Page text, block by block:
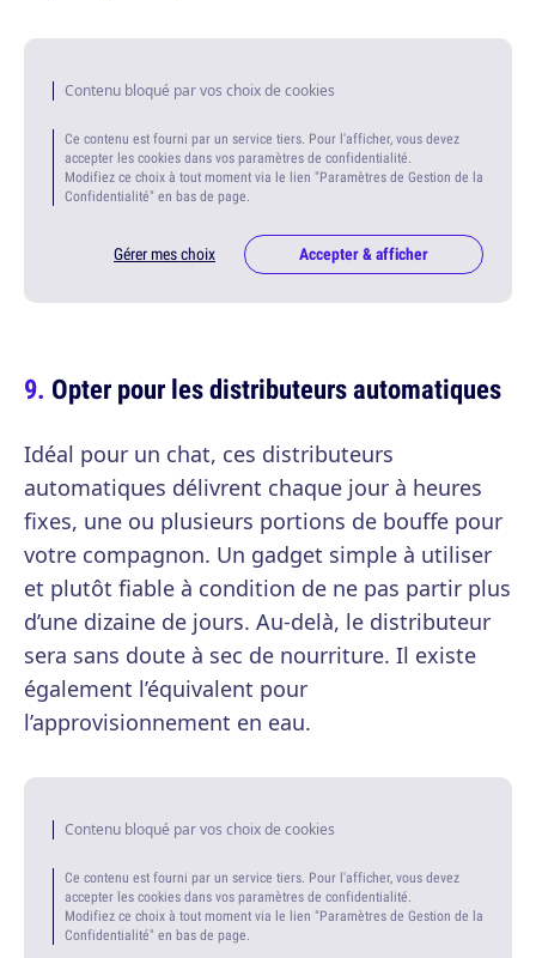
Contenu bloqué par vos choix de cookies
Ce contenu est fourni par un service tiers. Pour l'afficher, vous devez
accepter les cookies dans vos paramètres de confidentialité.
Modifiez ce choix à tout moment via le lien "Paramètres de Gestion de la
Confidentialité" en bas de page.
Gérer mes choix Accepter & afficher
Opter pour les distributeurs automatiques
Idéal pour un chat, ces distributeurs
automatiques délivrent chaque jour à heures
fixes, une ou plusieurs portions de bouffe pour
votre compagnon. Un gadget simple à utiliser
et plutôt fiable à condition de ne pas partir plus
d’une dizaine de jours. Au-delà, le distributeur
sera sans doute à sec de nourriture. Il existe
également l’équivalent pour
l’approvisionnement en eau.
Contenu bloqué par vos choix de cookies
Ce contenu est fourni par un service tiers. Pour l'afficher, vous devez
accepter les cookies dans vos paramètres de confidentialité.
Modifiez ce choix à tout moment via le lien "Paramètres de Gestion de la
Confidentialité" en bas de page.